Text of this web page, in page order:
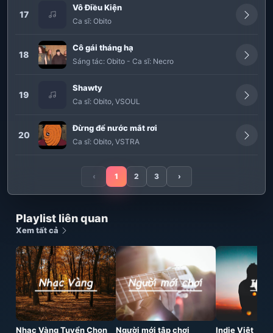
17
Vô Điều Kiện
Ca sĩ: Obito
18
Cô gái tháng hạ
Sáng tác: Obito - Ca sĩ: Necro
19
Shawty
Ca sĩ: Obito, VSOUL
20
Đừng để nước mắt rơi
Ca sĩ: Obito, VSTRA
‹ 1 2 3 ›
Playlist liên quan
Xem tất cả
Nhạc Vàng Tuyển Chọn Người mới tập chơi Indie Việt